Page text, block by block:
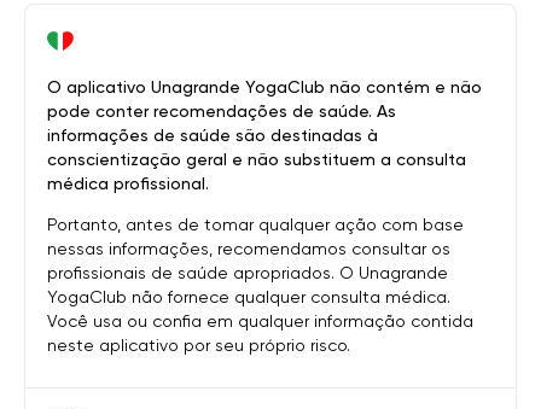
O aplicativo Unagrande YogaClub não contém e não
pode conter recomendações de saúde. As
informações de saúde são destinadas à
conscientização geral e não substituem a consulta
médica profissional.
Portanto, antes de tomar qualquer ação com base
nessas informações, recomendamos consultar os
profissionais de saúde apropriados. O Unagrande
YogaClub não fornece qualquer consulta médica.
Você usa ou confia em qualquer informação contida
neste aplicativo por seu próprio risco.